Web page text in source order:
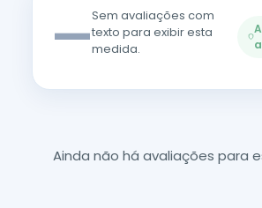
—Sem avaliações com
texto para exibir esta
medida.
Ainda não há avaliações para